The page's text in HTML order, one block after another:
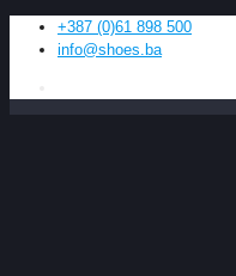
+387 (0)61 898 500
info@shoes.ba